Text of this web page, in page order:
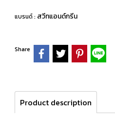
แบรนด์ : สวีทแอนด์กรีน
Share
Product description